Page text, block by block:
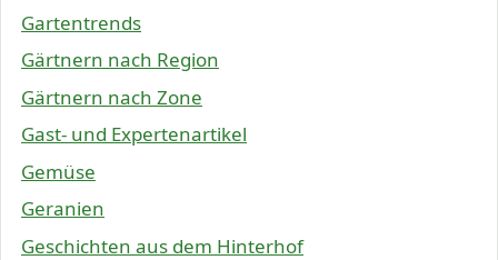
Gartentrends
Gärtnern nach Region
Gärtnern nach Zone
Gast- und Expertenartikel
Gemüse
Geranien
Geschichten aus dem Hinterhof